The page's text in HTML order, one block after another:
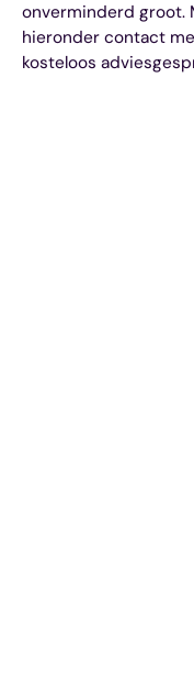
onverminderd groot.
hieronder contact
kosteloos